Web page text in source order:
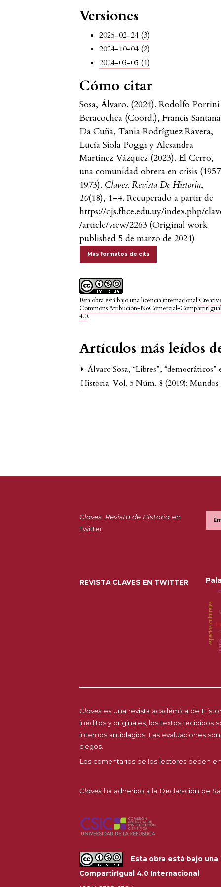
Versiones
2025-02-24 (3)
2024-10-04 (2)
2024-03-05 (1)
Cómo citar
Sosa, Álvaro. (2024). Rodolfo Porrini
Beracochea (Coord.), Francis Santana
Da Cuña, Tania Rodríguez Ravera,
Lucía Siola Poggi y Alesandra
Martínez Vázquez (2023). El Cerro,
una comunidad obrera en crisis
1973). Claves. Revista De Historia,
10(18), 1–4. Recuperado a partir de
https://ojs.fhce.edu.uy/index.php/
/article/view/2263 (Original work
published 5 de marzo de 2024)
Más formatos de cita
Esta obra está bajo una licencia internacional
Commons Atribución-NoComercial-
4.0.
Artículos más leídos
Álvaro Sosa,“Libres”,
Historia: Vol. 5 Núm. 8 (2019):
Claves. Revista de Historia en
Twitter
REVISTA CLAVES EN TWITTER
espacios culturales
tierras
Claves es una revista académica de
inéditos y originales, los textos recibidos
internos antiplagios. Las evaluaciones
ciegos.
Los comentarios de los lectores deben
Claves ha adherido a la Declaración de
Esta obra está bajo una
CompartirIgual 4.0 Internacional